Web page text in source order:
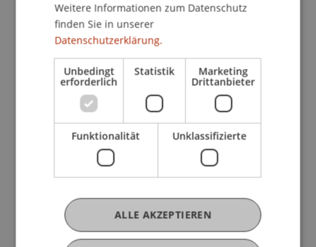
Ausbildung
Auslandsaufenthalte
Weitere Informationen zum Datenschutz
finden Sie in unserer
Datenschutzerklärung.
Unbedingt
erforderlich
Statistik Marketing
Drittanbieter
Funktionalität Unklassifizierte
ALLE AKZEPTIEREN